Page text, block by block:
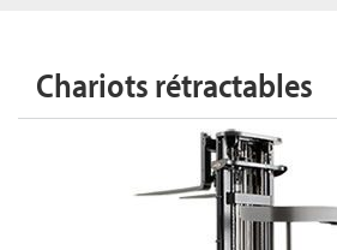
Chariots rétractables